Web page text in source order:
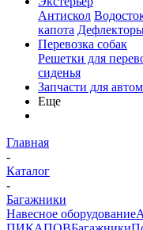
Антискол
капота
Перевозка собак
Решетки для
сиденья
Запчасти для
Еще
Главная
-
Каталог
-
Багажники
Навесное оборудование